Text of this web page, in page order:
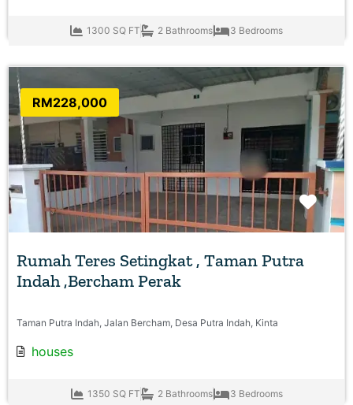
1300 SQ FT 2 Bathrooms 3 Bedrooms
RM228,000
Rumah Teres Setingkat , Taman Putra
Indah ,Bercham Perak
Taman Putra Indah, Jalan Bercham, Desa Putra Indah, Kinta
houses
1350 SQ FT 2 Bathrooms 3 Bedrooms